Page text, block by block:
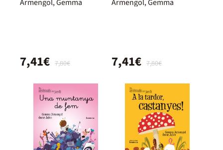
Armengol, Gemma
7,80€
7,41€
Armengol, Gemma
7,80€
7,41€